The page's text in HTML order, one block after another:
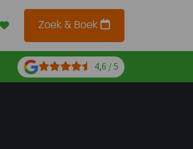
Zoek & Boek
4,6 / 5